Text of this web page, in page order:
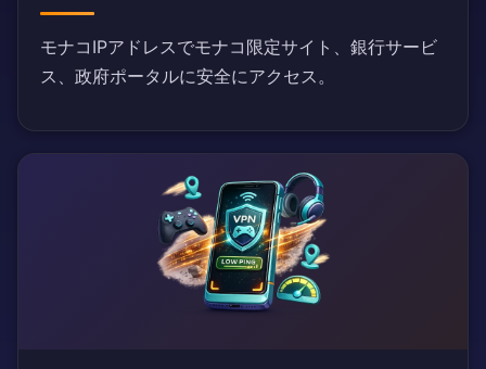
モナコIPアドレスでモナコ限定サイト、銀行サービ
ス、政府ポータルに安全にアクセス。